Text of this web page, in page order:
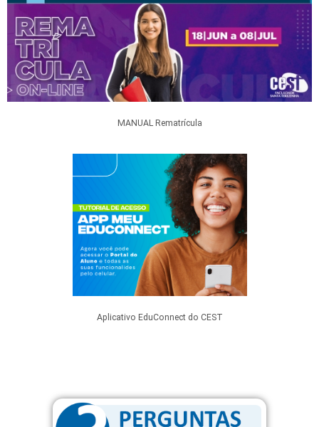
MANUAL Rematrícula
Aplicativo EduConnect do CEST